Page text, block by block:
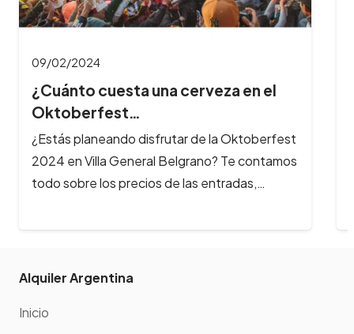
Alquiler Argentina
Inicio